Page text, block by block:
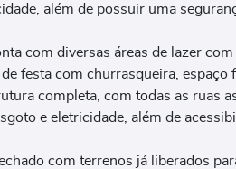
além de possuir uma
com diversas áreas de lazer
festa com churrasqueira,
completa, com todas as ruas
e eletricidade, além de
com terrenos já liberados